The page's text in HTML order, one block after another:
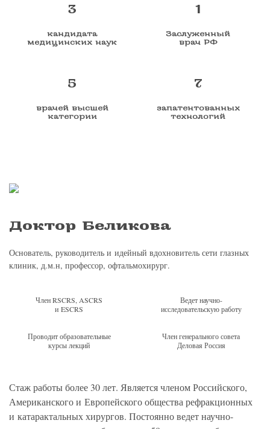
3
кандидата
медицинских наук
1
Заслуженный
врач РФ
5
врачей высшей
категории
7
запатентованных
технологий
Доктор Беликова
Основатель, руководитель и идейный вдохновитель сети глазных
клиник, д.м.н, профессор, офтальмохирург.
Член RSCRS, ASCRS
и ESCRS
Ведет научно-
исследовательскую работу
Проводит образовательные
курсы лекций
Член генерального совета
Деловая Россия
Стаж работы более 30 лет. Является членом Российского,
Американского и Европейского общества рефракционных
и катарактальных хирургов. Постоянно ведет научно-